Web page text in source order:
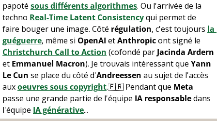
papoté sous différents algorithmes. Ou l'arrivée de la
techno Real-Time Latent Consistency qui permet de
faire bouger une image. Côté régulation, c'est toujours la
guéguerre, même si OpenAI et Anthropic
Christchurch Call to Action (cofondé par Jacinda Ardern
et Emmanuel Macron). Je trouvais intéressant que Yann
Le Cun se place du côté d'Andreessen au sujet de l'accès
aux oeuvres sous copyright.🇫🇷 Pendant que Meta
passe une grande partie de l'équipe IA responsable dans
l'équipe IA générative...